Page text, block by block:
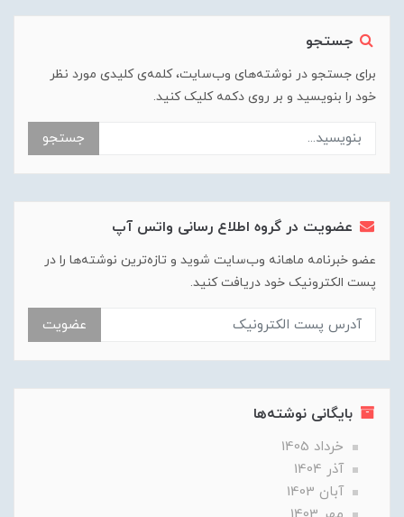
جستجو
برای جستجو در نوشته‌های وب‌سایت، کلمه‌ی کلیدی مورد نظر
خود را بنویسید و بر روی دکمه کلیک کنید.
جستجو
عضویت در گروه اطلاع رسانی واتس آپ
عضو خبرنامه ماهانه وب‌سایت شوید و تازه‌ترین نوشته‌ها را در
پست الکترونیک خود دریافت کنید.
عضویت
بایگانی نوشته‌ها
خرداد 1405
آذر 1404
آبان 1403